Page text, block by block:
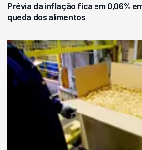
Prévia da inflação fica em 0,06%
queda dos alimentos